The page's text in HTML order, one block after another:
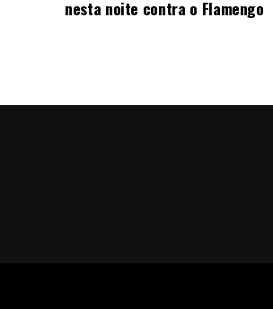
nesta noite contra o Flamengo